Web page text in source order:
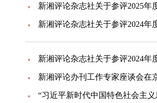
新湘评论杂志社关于参评2025年
新湘评论杂志社关于参评2024
新湘评论杂志社关于参评2024年
新湘评论办刊工作专家座谈会在